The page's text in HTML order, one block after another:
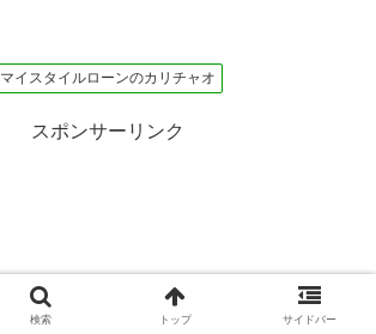
マイスタイルローンのカリチャオ
スポンサーリンク
検索 トップ サイドバー